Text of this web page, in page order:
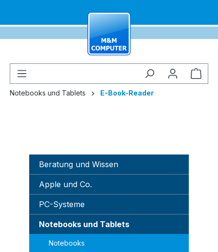
Notebooks und Tablets E-Book-Reader
Beratung und Wissen
Apple und Co.
PC-Systeme
Notebooks und Tablets
Notebooks